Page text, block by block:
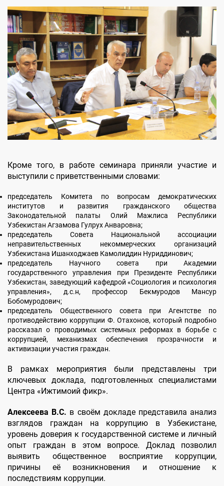
Кроме того, в работе семинара приняли участие и
выступили с приветственными словами:
председатель Комитета по вопросам демократических
институтов и развития гражданского общества
Законодательной палаты Олий Мажлиса Республики
Узбекистан Агзамова Гулрух Анваровна;
председатель Совета Национальной ассоциации
неправительственных некоммерческих организаций
Узбекистана Ишанходжаев Камолиддин Нуриддинович;
председатель Научного совета при Академии
государственного управления при Президенте Республики
Узбекистан, заведующий кафедрой «Социология и психология
управления», д.с.н, профессор Бекмуродов Мансур
Бобомуродович;
председатель Общественного совета при Агентстве по
противодействию коррупции Ф. Отахонов, который подробно
рассказал о проводимых системных реформах в борьбе с
коррупцией, механизмах обеспечения прозрачности и
активизации участия граждан.
В рамках мероприятия были представлены три
ключевых доклада, подготовленных специалистами
Центра «Ижтимоий фикр».
Алексеева В.С. в своём докладе представила анализ
взглядов граждан на коррупцию в Узбекистане,
уровень доверия к государственной системе и личный
опыт граждан в этом вопросе. Доклад позволил
выявить общественное восприятие коррупции,
причины её возникновения и отношение к
последствиям коррупции.